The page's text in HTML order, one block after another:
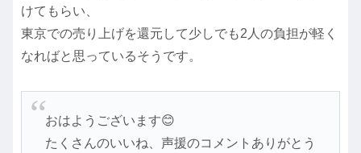
けてもらい、
東京での売り上げを還元して少しでも2人の負担が軽く
なればと思っているそうです。
おはようございます😊
たくさんのいいね、声援のコメントありがとう